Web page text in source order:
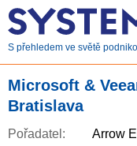
S přehledem ve světě
Microsoft &
Bratislava
Pořadatel:
Arrow